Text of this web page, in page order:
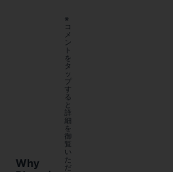
Why
※
コ
メ
ン
ト
を
タ
ッ
プ
す
る
と
詳
細
を
御
覧
い
た
だ